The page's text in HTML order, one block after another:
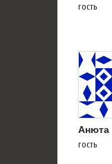
гость
Анюта
гость